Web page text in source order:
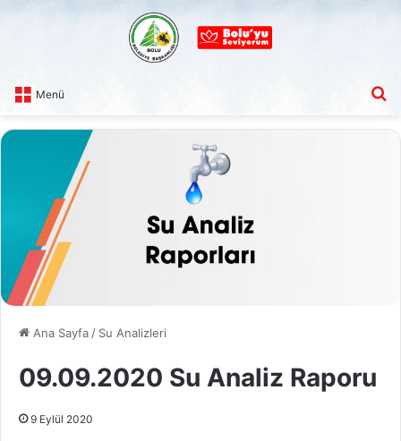
Menü
Ana Sayfa / Su Analizleri
09.09.2020 Su Analiz Raporu
9 Eylül 2020